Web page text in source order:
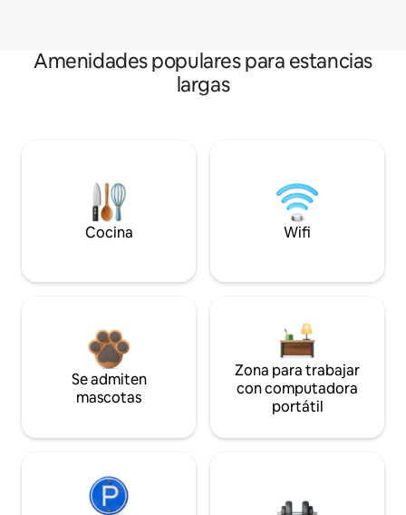
Amenidades populares para estancias
largas
Cocina Wifi
Se admiten
mascotas
Zona para trabajar
con computadora
portátil